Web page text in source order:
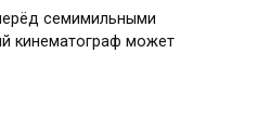
семимильными
кинематограф может